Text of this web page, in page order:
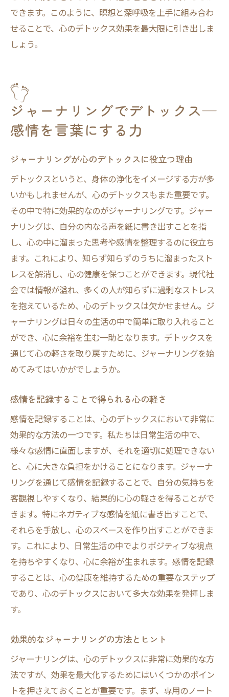
できます。このように、瞑想と深呼吸を上手に組み合わ
せることで、心のデトックス効果を最大限に引き出しま
しょう。
ジャーナリングでデトックス—
感情を言葉にする力
ジャーナリングが心のデトックスに役立つ理由
デトックスというと、身体の浄化をイメージする方が多
いかもしれませんが、心のデトックスもまた重要です。
その中で特に効果的なのがジャーナリングです。ジャー
ナリングは、自分の内なる声を紙に書き出すことを指
し、心の中に溜まった思考や感情を整理するのに役立ち
ます。これにより、知らず知らずのうちに溜まったスト
レスを解消し、心の健康を保つことができます。現代社
会では情報が溢れ、多くの人が知らずに過剰なストレス
を抱えているため、心のデトックスは欠かせません。ジ
ャーナリングは日々の生活の中で簡単に取り入れること
ができ、心に余裕を生む一助となります。デトックスを
通じて心の軽さを取り戻すために、ジャーナリングを始
めてみてはいかがでしょうか。
感情を記録することで得られる心の軽さ
感情を記録することは、心のデトックスにおいて非常に
効果的な方法の一つです。私たちは日常生活の中で、
様々な感情に直面しますが、それを適切に処理できない
と、心に大きな負担をかけることになります。ジャーナ
リングを通じて感情を記録することで、自分の気持ちを
客観視しやすくなり、結果的に心の軽さを得ることがで
きます。特にネガティブな感情を紙に書き出すことで、
それらを手放し、心のスペースを作り出すことができま
す。これにより、日常生活の中でよりポジティブな視点
を持ちやすくなり、心に余裕が生まれます。感情を記録
することは、心の健康を維持するための重要なステップ
であり、心のデトックスにおいて多大な効果を発揮しま
す。
効果的なジャーナリングの方法とヒント
ジャーナリングは、心のデトックスに非常に効果的な方
法ですが、効果を最大化するためにはいくつかのポイン
トを押さえておくことが重要です。まず、専用のノート